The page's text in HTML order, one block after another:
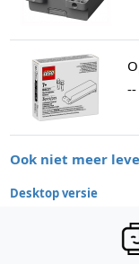
--
Ook niet meer
Desktop versie